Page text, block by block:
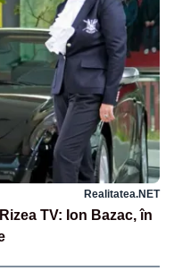
Realitatea.NET
TV: Ion Bazac, în